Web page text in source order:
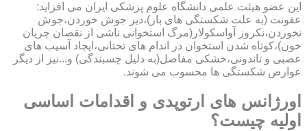
این عضو هیئت علمی دانشگاه علوم پزشکی ایران می افزاید:
عفونت (به علت شکستگی های باز)،دیر جوش خوردن،جوش
نخوردن،نکروز آواسکولار(مرگ استخوانی ناشی از نقصان جریان
خون)،کوتاه شدن استخوان در اندام های تحتانی،ایجاد آسیب های
عصبی و تاندونی،خشکی مفاصل(به دلیل چسبندگی) و...نیز از دیگر
عوارض شکستگی ها محسوب می شوند.
اورژانس های ارتوپدی و اقدامات اساسی
اولیه چیست؟